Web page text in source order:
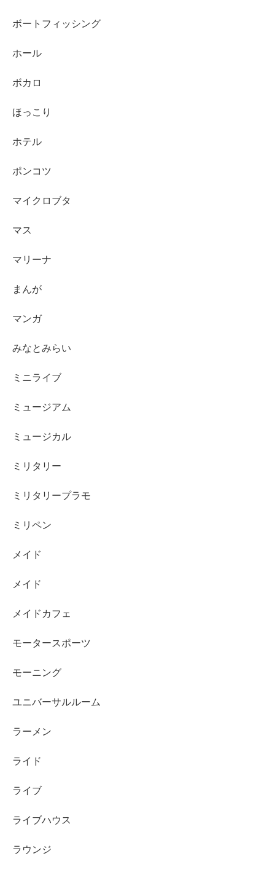
ボートフィッシング
ホール
ボカロ
ほっこり
ホテル
ポンコツ
マイクロブタ
マス
マリーナ
まんが
マンガ
みなとみらい
ミニライブ
ミュージアム
ミュージカル
ミリタリー
ミリタリープラモ
ミリペン
メイド
メイド
メイドカフェ
モータースポーツ
モーニング
ユニバーサルルーム
ラーメン
ライド
ライブ
ライブハウス
ラウンジ